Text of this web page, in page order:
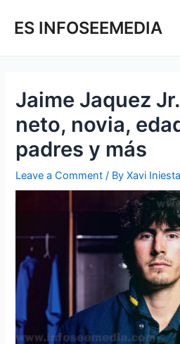
ES INFOSEEMEDIA
Jaime Jaquez
neto, novia,
padres y más
Leave a Comment / ByXavi
navigation